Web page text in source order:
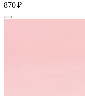
870 ₽